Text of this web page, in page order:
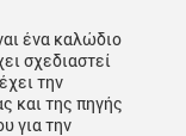
ένα καλώδιο
σχεδιαστεί
την
και της πηγής
για την